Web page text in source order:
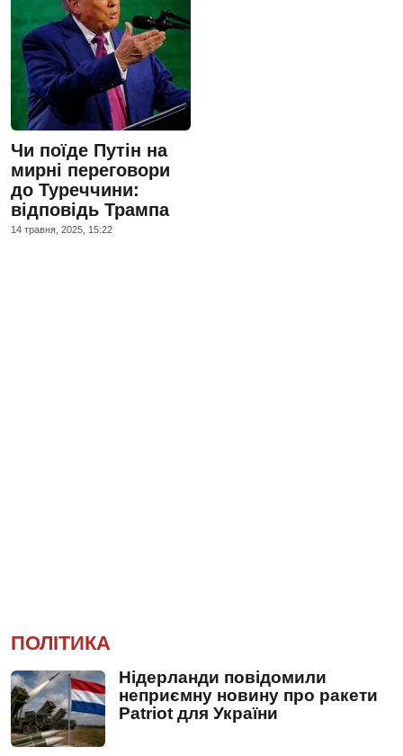
Чи поїде Путін на
мирні переговори
до Туреччини:
відповідь Трампа
14 травня, 2025, 15:22
ПОЛІТИКА
Нідерланди повідомили
неприємну новину про ракети
Patriot для України